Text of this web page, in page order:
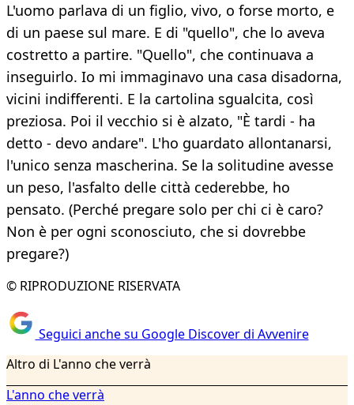
L'uomo parlava di un figlio, vivo, o forse morto, e
di un paese sul mare. E di "quello", che lo aveva
costretto a partire. "Quello", che continuava a
inseguirlo. Io mi immaginavo una casa disadorna,
vicini indifferenti. E la cartolina sgualcita, così
preziosa. Poi il vecchio si è alzato, "È tardi - ha
detto - devo andare". L'ho guardato allontanarsi,
l'unico senza mascherina. Se la solitudine avesse
un peso, l'asfalto delle città cederebbe, ho
pensato. (Perché pregare solo per chi ci è caro?
Non è per ogni sconosciuto, che si dovrebbe
pregare?)
© RIPRODUZIONE RISERVATA
Seguici anche su Google Discover di Avvenire
Altro di L'anno che verrà
L'anno che verrà